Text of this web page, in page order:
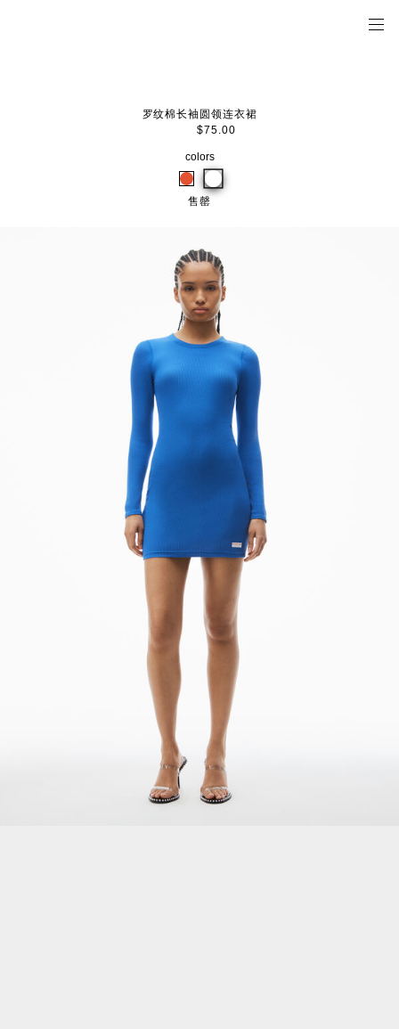
罗纹棉长袖圆领连衣裙
$75.00
colors
售罄